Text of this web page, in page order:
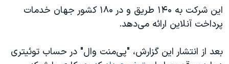
این شرکت به ۱۴۰ طریق و در ۱۸۰ کشور جهان خدمات
پرداخت آنلاین ارائه می‌دهد.
بعد از انتشار این گزارش، "پی‌منت وال" در حساب توئیتری